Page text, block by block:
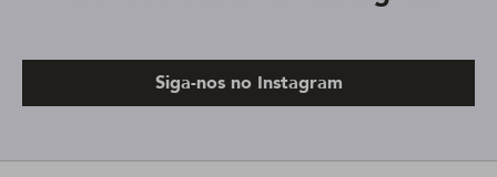
Siga-nos no Instagram